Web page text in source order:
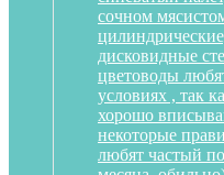
сочном
дисковидные
цветоводы
условиях , так
хорошо
некоторые
любят частый